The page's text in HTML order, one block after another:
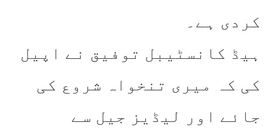
کردی ہے۔
ہیڈ کانسٹیبل توفیق نے اپیل
کی کہ میری تنخواہ شروع کی
جائے اور لیڈیز جیل سے